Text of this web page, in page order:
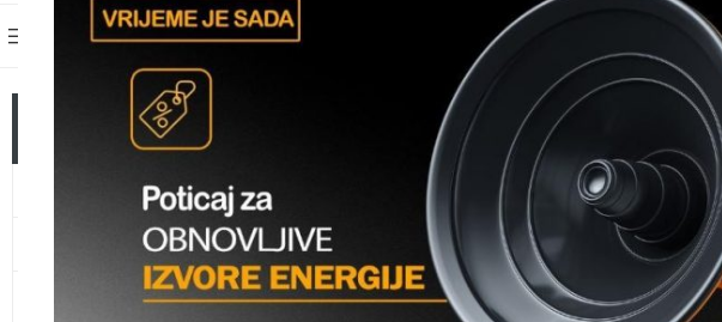
POPULARNE KATEGORIJE PREGLEDAJ CIJELI WEBSHOP
AKCIJSKA PONUDA
O
TOP KATEGORIJE
TOPLOTNE PUMPE
KLIMA UREĐAJI
Proizvodi označeni “t-rex”